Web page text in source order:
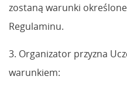
zostaną warunki
Regulaminu.
3. Organizator przyzna
warunkiem: